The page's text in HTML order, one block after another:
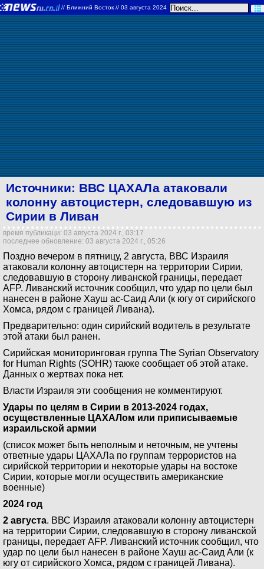
// Ближний Восток // 03 августа 2024
Источники: ВВС ЦАХАЛа атаковали
колонну автоцистерн, следовавшую из
Сирии в Ливан
время публикаци: 03 августа 2024 г., 03:17
последнее обновление: 03 августа 2024 г., 05:26
Поздно вечером в пятницу, 2 августа, ВВС Израиля
атаковали колонну автоцистерн на территории Сирии,
следовавшую в сторону ливанской границы, передает
AFP. Ливанский источник сообщил, что удар по цели был
нанесен в районе Хауш ас-Саид Али (к югу от сирийского
Хомса, рядом с границей Ливана).
Предварительно: один сирийский водитель в результате
этой атаки был ранен.
Cирийская мониторинговая группа The Syrian Observatory
for Human Rights (SOHR) также сообщает об этой атаке.
Данных о жертвах пока нет.
Власти Израиля эти сообщения не комментируют.
Удары по целям в Сирии в 2013-2024 годах,
осуществленные ЦАХАЛом или приписываемые
израильской армии
(список может быть неполным и неточным, не учтены
ответные удары ЦАХАЛа по группам террористов на
сирийской территории и некоторые удары на востоке
Сирии, которые могли осуществить американские
военные)
2024 год
2 августа. ВВС Израиля атаковали колонну автоцистерн
на территории Сирии, следовавшую в сторону ливанской
границы, передает AFP. Ливанский источник сообщил, что
удар по цели был нанесен в районе Хауш ас-Саид Али (к
югу от сирийского Хомса, рядом с границей Ливана).